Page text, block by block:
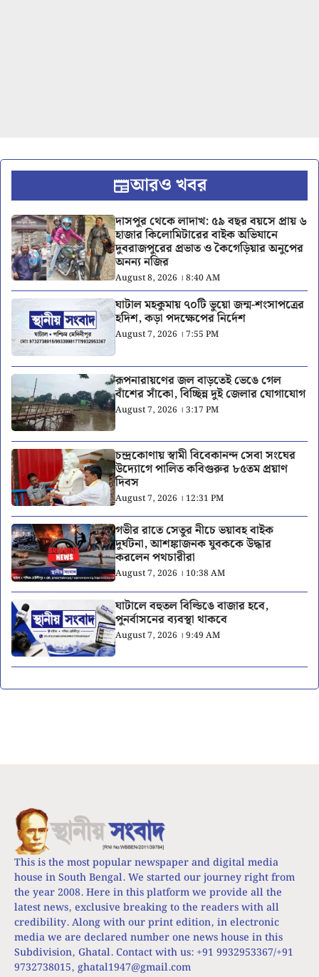
আরও খবর
দাসপুর থেকে লাদাখ: ৫৯ বছর বয়সে প্রায় ৬
হাজার কিলোমিটারের বাইক অভিযানে
দুবরাজপুরের প্রভাত ও কৈগেড়িয়ার অনুপের
অনন্য নজির
August 8, 2026 । 8:40 AM
ঘাটাল মহকুমায় ৭০টি ভুয়ো জন্ম-শংসাপত্রের
হদিশ, কড়া পদক্ষেপের নির্দেশ
August 7, 2026 । 7:55 PM
রূপনারায়ণের জল বাড়তেই ভেঙে গেল
বাঁশের সাঁকো, বিচ্ছিন্ন দুই জেলার যোগাযোগ
August 7, 2026 । 3:17 PM
চন্দ্রকোণায় স্বামী বিবেকানন্দ সেবা সংঘের
উদ্যোগে পালিত কবিগুরুর ৮৫তম প্রয়াণ
দিবস
August 7, 2026 । 12:31 PM
গভীর রাতে সেতুর নীচে ভয়াবহ বাইক
দুর্ঘটনা, আশঙ্কাজনক যুবককে উদ্ধার
করলেন পথচারীরা
August 7, 2026 । 10:38 AM
ঘাটালে বহুতল বিল্ডিঙে বাজার হবে,
পুনর্বাসনের ব্যবস্থা থাকবে
August 7, 2026 । 9:49 AM
This is the most popular newspaper and digital media
house in South Bengal. We started our journey right from
the year 2008. Here in this platform we provide all the
latest news, exclusive breaking to the readers with all
credibility. Along with our print edition, in electronic
media we are declared number one news house in this
Subdivision, Ghatal. Contact with us: +91 9932953367/+91
9732738015, ghatal1947@gmail.com